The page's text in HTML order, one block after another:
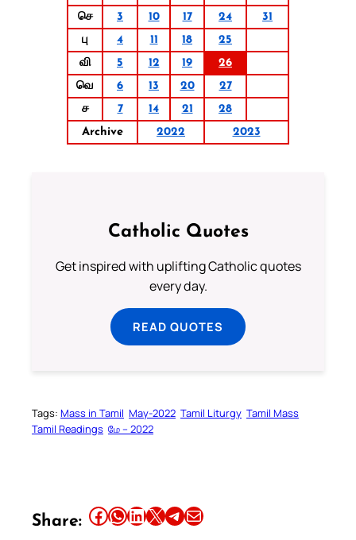
செ
3 10 17 24
31
பு
4 11 18
25
வி
5 12 19
26
வெ
6 13 20
27
ச
7 14 21
28
Archive
2022 2023
Catholic Quotes
Get inspired with uplifting Catholic quotes
every day.
READ QUOTES
Tags: Mass in Tamil May-2022 Tamil Liturgy Tamil Mass
Tamil Readings மே – 2022
Share: Share this article on Facebook Share this article on WhatsApp Share this article on LinkedIn Share this article on X Share this article on TelegramEmail this Article